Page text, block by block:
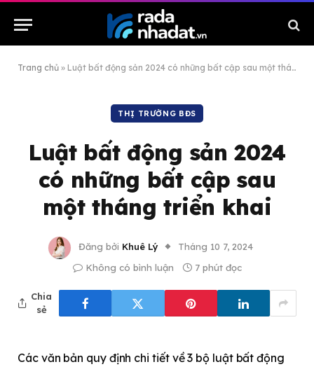
Trang chủ » Luật bất động sản 2024 có những bất cập sau một tháng triển khai
THỊ TRƯỜNG BĐS
Luật bất động sản 2024
có những bất cập sau
một tháng triển khai
Đăng bởi Khuê Lý
Tháng 10 7, 2024
Không có bình luận
7 phút đọc
Chia
sẻ
Các văn bản quy định chi tiết về 3 bộ luật bất động